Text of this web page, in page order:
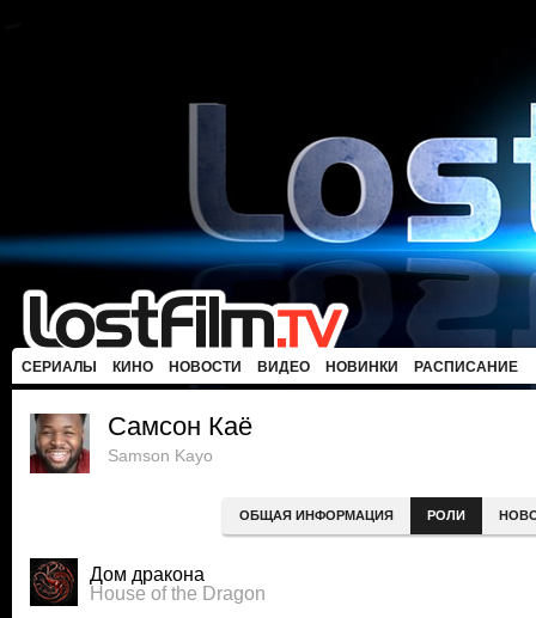
СЕРИАЛЫ КИНО НОВОСТИ ВИДЕО НОВИНКИ РАСПИСАНИЕ
Самсон Каё
Samson Kayo
ОБЩАЯ ИНФОРМАЦИЯ РОЛИ
Дом дракона
House of the Dragon